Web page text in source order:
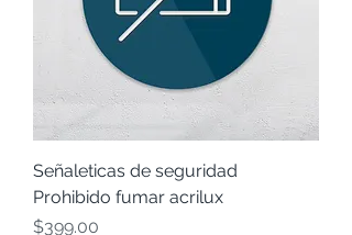
Señaleticas de seguridad
Prohibido fumar acrilux
Precio
$399.00